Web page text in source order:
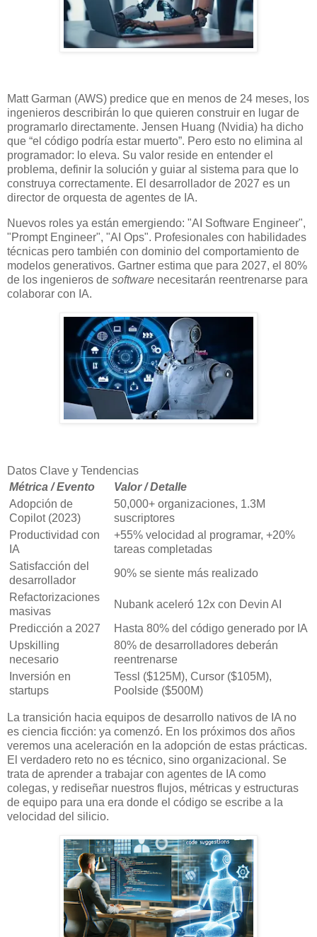
Matt Garman (AWS) predice que en menos de 24 meses, los
ingenieros describirán lo que quieren construir en lugar de
programarlo directamente. Jensen Huang (Nvidia) ha dicho
que “el código podría estar muerto”. Pero esto no elimina al
programador: lo eleva. Su valor reside en entender el
problema, definir la solución y guiar al sistema para que lo
construya correctamente. El desarrollador de 2027 es un
director de orquesta de agentes de IA.
Nuevos roles ya están emergiendo: "AI Software Engineer",
"Prompt Engineer", "AI Ops". Profesionales con habilidades
técnicas pero también con dominio del comportamiento de
modelos generativos. Gartner estima que para 2027, el 80%
de los ingenieros de software necesitarán reentrenarse para
colaborar con IA.
Datos Clave y Tendencias
Métrica / Evento
Valor / Detalle
Adopción de
Copilot (2023)
50,000+ organizaciones, 1.3M
suscriptores
Productividad con
IA
+55% velocidad al programar, +20%
tareas completadas
Satisfacción del
desarrollador
90% se siente más realizado
Refactorizaciones
masivas
Nubank aceleró 12x con Devin AI
Predicción a 2027
Hasta 80% del código generado por IA
Upskilling
necesario
80% de desarrolladores deberán
reentrenarse
Inversión en
startups
Tessl ($125M), Cursor ($105M),
Poolside ($500M)
La transición hacia equipos de desarrollo nativos de IA no
es ciencia ficción: ya comenzó. En los próximos dos años
veremos una aceleración en la adopción de estas prácticas.
El verdadero reto no es técnico, sino organizacional. Se
trata de aprender a trabajar con agentes de IA como
colegas, y rediseñar nuestros flujos, métricas y estructuras
de equipo para una era donde el código se escribe a la
velocidad del silicio.